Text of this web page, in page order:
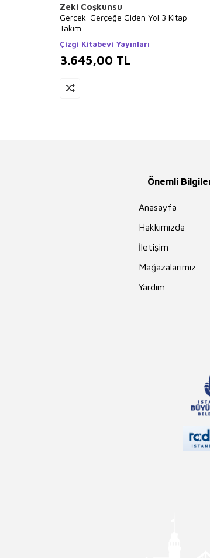
Zeki Coşkunsu
Gerçek-Gerçeğe Giden Yol 3 Kitap
Takım
Çizgi Kitabevi Yayınları
3.645,00 TL
Önemli
Anasayfa
Hakkımızda
İletişim
Mağazalarımız
Yardım